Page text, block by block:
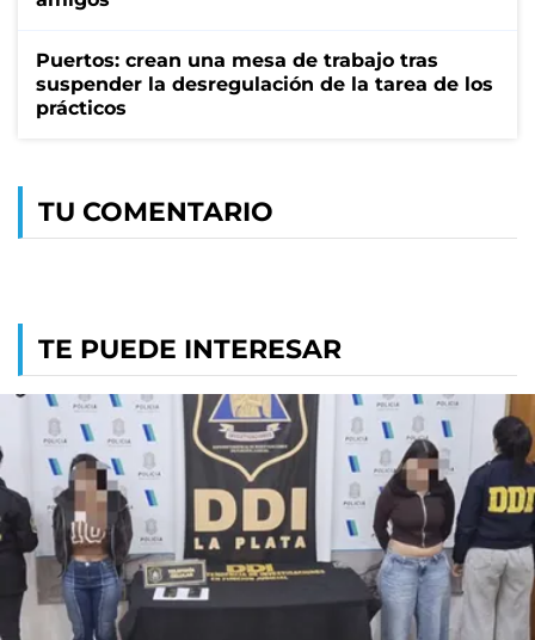
Puertos: crean una mesa de trabajo tras
suspender la desregulación de la tarea de los
prácticos
TU COMENTARIO
TE PUEDE INTERESAR